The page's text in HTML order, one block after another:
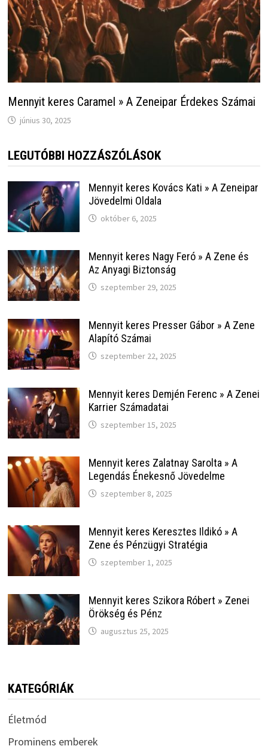
Mennyit keres Caramel » A Zeneipar Érdekes Számai
június 30, 2025
LEGUTÓBBI HOZZÁSZÓLÁSOK
Mennyit keres Kovács Kati » A Zeneipar
Jövedelmi Oldala
október 6, 2025
Mennyit keres Nagy Feró » A Zene és
Az Anyagi Biztonság
szeptember 29, 2025
Mennyit keres Presser Gábor » A Zene
Alapító Számai
szeptember 22, 2025
Mennyit keres Demjén Ferenc » A Zenei
Karrier Számadatai
szeptember 15, 2025
Mennyit keres Zalatnay Sarolta » A
Legendás Énekesnő Jövedelme
szeptember 8, 2025
Mennyit keres Keresztes Ildikó » A
Zene és Pénzügyi Stratégia
szeptember 1, 2025
Mennyit keres Szikora Róbert » Zenei
Örökség és Pénz
augusztus 25, 2025
KATEGÓRIÁK
Életmód
Prominens emberek